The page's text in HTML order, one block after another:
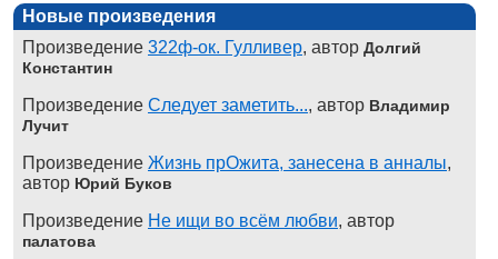
Новые произведения
Произведение 322ф-ок. Гулливер, автор Долгий
Константин
Произведение Следует заметить..., автор Владимир
Лучит
Произведение Жизнь прОжита, занесена в анналы,
автор Юрий Буков
Произведение Не ищи во всём любви, автор
палатова